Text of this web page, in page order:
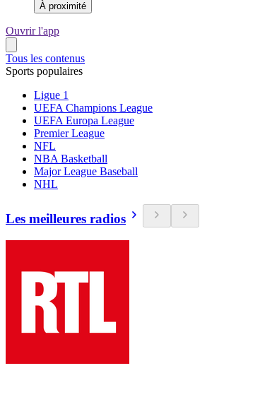
À proximité
Ouvrir l'app
Tous les contenus
Sports populaires
Ligue 1
UEFA Champions League
UEFA Europa League
Premier League
NFL
NBA Basketball
Major League Baseball
NHL
Les meilleures radios